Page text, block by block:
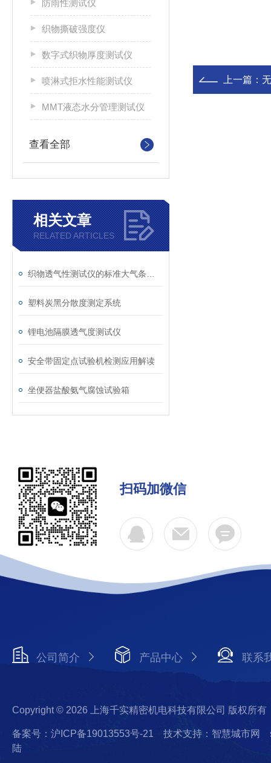
防雨性测试仪
织物撕破强度仪
数字式织物厚度测试仪
喷淋式拒水性能测试仪
MMT液态水分管理测试仪
查看全部
相关文章
RELATED ARTICLES
塑料炭黑分散度测定系统
锂电池隔膜透气度测试仪
安全带固定点试验机检测应用解读
坐便器盐酸氨气腐蚀试验箱
上一篇：
扫码加微信
公司简介 产品中心 联系
Copyright © 2026 上海千实精密机电科技有限公司 版权所有
备案号：沪ICP备19013553号-21 技术支持：智慧城市网
陆